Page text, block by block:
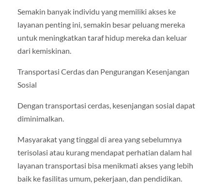
Semakin banyak individu yang memiliki akses ke
layanan penting ini, semakin besar peluang mereka
untuk meningkatkan taraf hidup mereka dan keluar
dari kemiskinan.
Transportasi Cerdas dan Pengurangan Kesenjangan
Sosial
Dengan transportasi cerdas, kesenjangan sosial dapat
diminimalkan.
Masyarakat yang tinggal di area yang sebelumnya
terisolasi atau kurang mendapat perhatian dalam hal
layanan transportasi bisa menikmati akses yang lebih
baik ke fasilitas umum, pekerjaan, dan pendidikan.